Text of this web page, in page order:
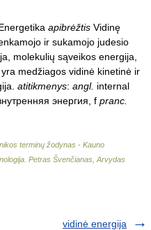
apibrėžtis Vidinę
ir sukamojo judesio
molekulių sąveikos energija,
medžiagos vidinė kinetinė ir
atitikmenys: angl. internal
энергия, f pranc.
terminų žodynas - Kauno
Petras Švenčianas, Arvydas
vidinė energija